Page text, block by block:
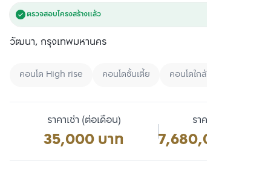
ตรวจสอบโครงสร้างแล้ว
วัฒนา, กรุงเทพมหานคร
คอนโด High rise คอนโดชั้นเตี้ย คอนโดใกล้สวน
ราคาขาย
7,680,000 บาท
ราคาเช่า (ต่อเดือน)
35,000 บาท